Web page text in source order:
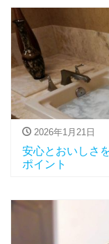
2026年1月21日
安心とおいしさ
ポイント